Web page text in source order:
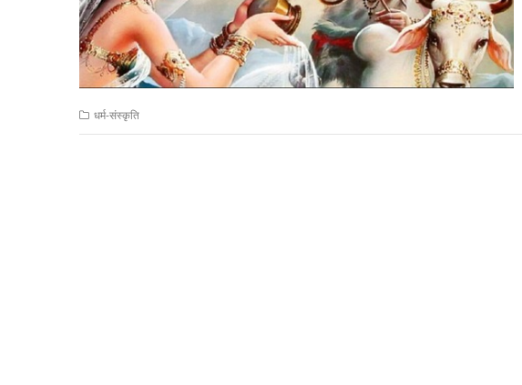
धर्म-संस्कृति